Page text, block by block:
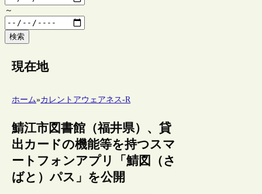
～
検索
現在地
ホーム»カレントアウェアネス-R
鯖江市図書館（福井県）、貸
出カードの機能等を持つスマ
ートフォンアプリ「鯖図（さ
ばと）パス」を公開